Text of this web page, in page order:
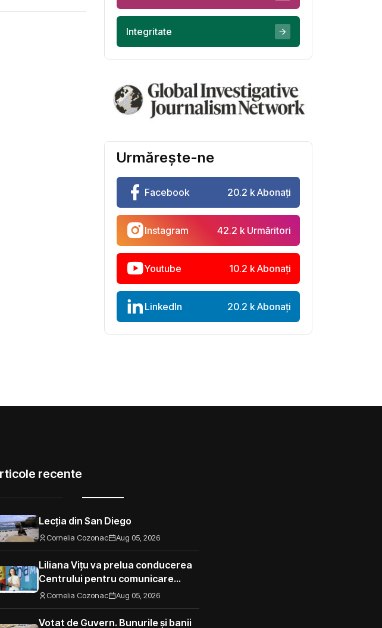
Integritate
Urmărește-ne
Facebook 20.2 k Abonați
Instagram 42.2 k Urmăritori
Youtube 10.2 k Abonați
LinkedIn 20.2 k Abonați
recente
Lecția din San Diego
Cornelia Cozonac Aug 05, 2026
Liliana Vițu va prelua conducerea
Centrului pentru comunicare
strategică și contracarare a
dezinformării
Cornelia Cozonac Aug 05, 2026
Votat de Guvern. Bunurile și banii